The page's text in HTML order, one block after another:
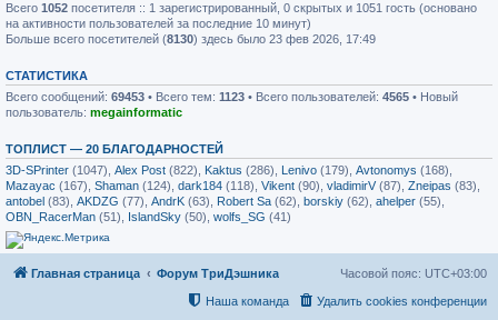
Всего 1052 посетителя :: 1 зарегистрированный, 0 скрытых и 1051 гость (основано
на активности пользователей за последние 10 минут)
Больше всего посетителей (8130) здесь было 23 фев 2026, 17:49
СТАТИСТИКА
Всего сообщений: 69453 • Всего тем: 1123 • Всего пользователей: 4565 • Новый
пользователь: megainformatic
ТОПЛИСТ — 20 БЛАГОДАРНОСТЕЙ
3D-SPrinter (1047), Alex Post (822), Kaktus (286), Lenivo (179), Avtonomys (168),
Mazayac (167), Shaman (124), dark184 (118), Vikent (90), vladimirV(87), Zneipas (83),
antobel (83), AKDZG (77), AndrK (63), Robert Sa (62), borskiy (62), ahelper (55),
OBN_RacerMan (51), IslandSky (50), wolfs_SG (41)
Главная страница Форум ТриДэшника Часовой пояс: UTC+03:00
Удалить cookies конференции
Наша команда